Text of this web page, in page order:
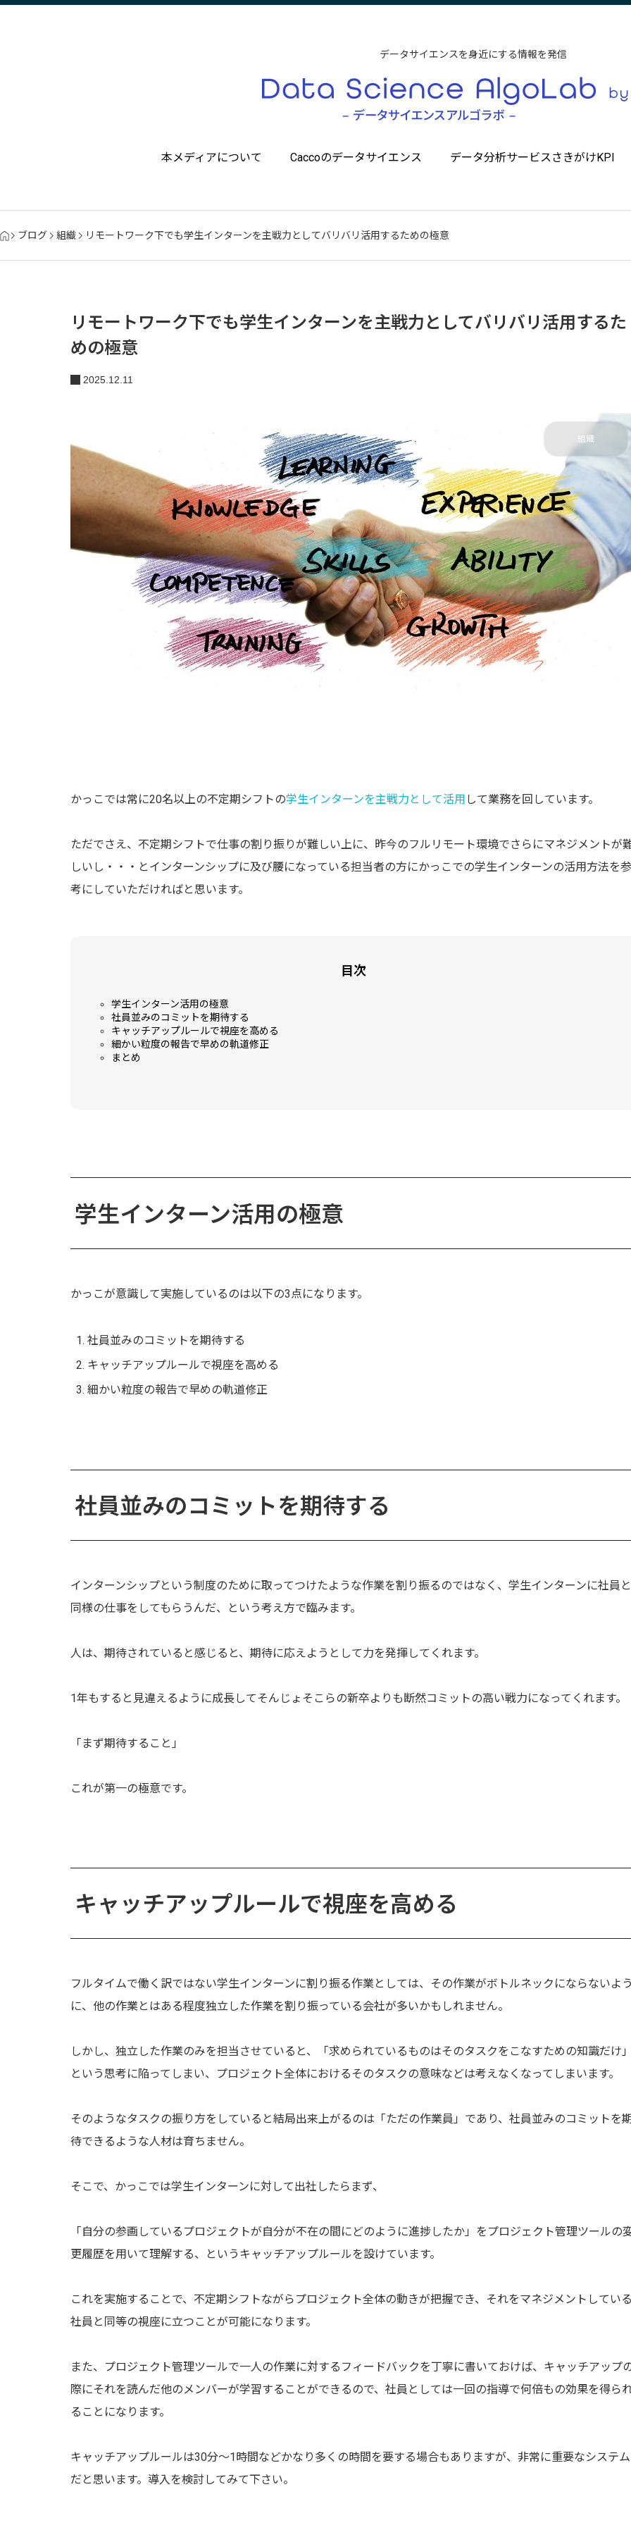
データサイエンスを身近にする情報を発信
本メディアについて Caccoのデータサイエンス データ分析サービスさきがけKPI
ブログ 組織 リモートワーク下でも学生インターンを主戦力としてバリバリ活用するための極意
リモートワーク下でも学生インターンを主戦力としてバリバリ活用するた
めの極意
2025.12.11
組織
かっこでは常に20名以上の不定期シフトの学生インターンを主戦力として活用 して業務を回しています。
ただでさえ、不定期シフトで仕事の割り振りが難しい上に、昨今のフルリモート環境でさらにマネジメントが
しいし・・・とインターンシップに及び腰になっている担当者の方にかっこでの学生インターンの活用方法を参
考にしていただければと思います。
目次
学生インターン活用の極意
社員並みのコミットを期待する
キャッチアップルールで視座を高める
細かい粒度の報告で早めの軌道修正
まとめ
学生インターン活用の極意
かっこが意識して実施しているのは以下の3点になります。
社員並みのコミットを期待する
キャッチアップルールで視座を高める
細かい粒度の報告で早めの軌道修正
社員並みのコミットを期待する
インターンシップという制度のために取ってつけたような作業を割り振るのではなく、学生インターンに社員と
同様の仕事をしてもらうんだ、という考え方で臨みます。
人は、期待されていると感じると、期待に応えようとして力を発揮してくれます。
1年もすると見違えるように成長してそんじょそこらの新卒よりも断然コミットの高い戦力になってくれます。
「まず期待すること」
これが第一の極意です。
キャッチアップルールで視座を高める
フルタイムで働く訳ではない学生インターンに割り振る作業としては、その作業がボトルネックにならないよ
に、他の作業とはある程度独立した作業を割り振っている会社が多いかもしれません。
しかし、独立した作業のみを担当させていると、「求められているものはそのタスクをこなすための知識だけ
という思考に陥ってしまい、プロジェクト全体におけるそのタスクの意味などは考えなくなってしまいます。
そのようなタスクの振り方をしていると結局出来上がるのは「ただの作業員」であり、社員並みのコミットを
待できるような人材は育ちません。
そこで、かっこでは学生インターンに対して出社したらまず、
「自分の参画しているプロジェクトが自分が不在の間にどのように進捗したか」をプロジェクト管理ツールの
更履歴を用いて理解する、というキャッチアップルールを設けています。
これを実施することで、不定期シフトながらプロジェクト全体の動きが把握でき、それをマネジメントしてい
社員と同等の視座に立つことが可能になります。
また、プロジェクト管理ツールで一人の作業に対するフィードバックを丁寧に書いておけば、キャッチアップ
際にそれを読んだ他のメンバーが学習することができるので、社員としては一回の指導で何倍もの効果を得ら
ることになります。
キャッチアップルールは30分〜1時間などかなり多くの時間を要する場合もありますが、非常に重要なシステム
だと思います。導入を検討してみて下さい。